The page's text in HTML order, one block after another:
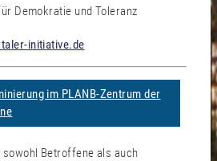
Demokratie und Toleranz
initiative.de
im PLANB-Zentrum der
Betroffene als auch